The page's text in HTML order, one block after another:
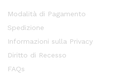
Modalità di Pagamento
Spedizione
Informazioni sulla Privacy
Diritto di Recesso
FAQs